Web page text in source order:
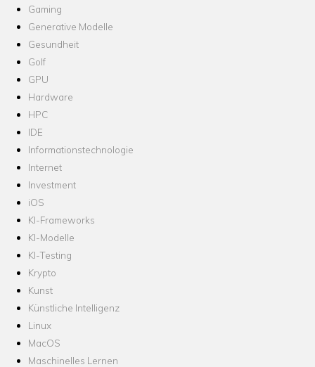
Gaming
Generative Modelle
Gesundheit
Golf
GPU
Hardware
HPC
IDE
Informationstechnologie
Internet
Investment
iOS
KI-Frameworks
KI-Modelle
KI-Testing
Krypto
Kunst
Künstliche Intelligenz
Linux
MacOS
Maschinelles Lernen